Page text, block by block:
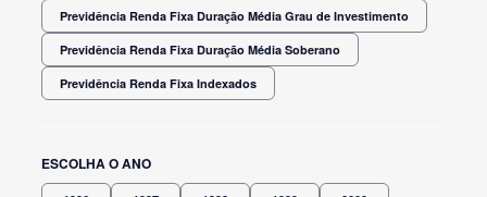
Previdência Renda Fixa Duração Média Grau de Investimento
Previdência Renda Fixa Duração Média Soberano
Previdência Renda Fixa Indexados
ESCOLHA O ANO